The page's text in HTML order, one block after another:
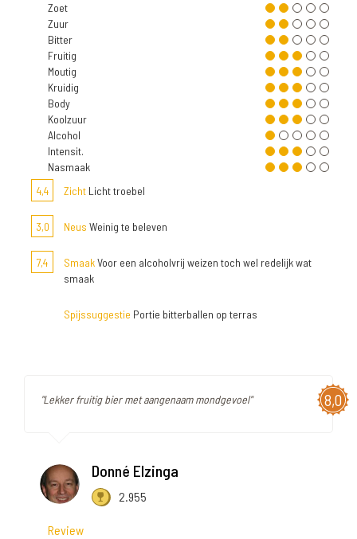
Zoet
Zuur
Bitter
Fruitig
Moutig
Kruidig
Body
Koolzuur
Alcohol
Intensit.
Nasmaak
4,4
Zicht Licht troebel
3,0 Neus Weinig te beleven
7,4 SmaakVoor een alcoholvrij weizen toch wel redelijk wat
smaak
Spijssuggestie Portie bitterballen op terras
8,0
"Lekker fruitig bier met aangenaam mondgevoel"
Donné Elzinga
2.955
Review